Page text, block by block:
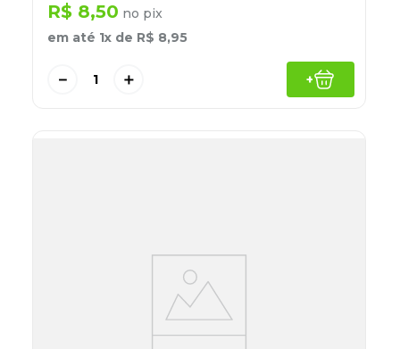
R$ 8,50 no pix
em até 1x de R$ 8,95
＋
－ +